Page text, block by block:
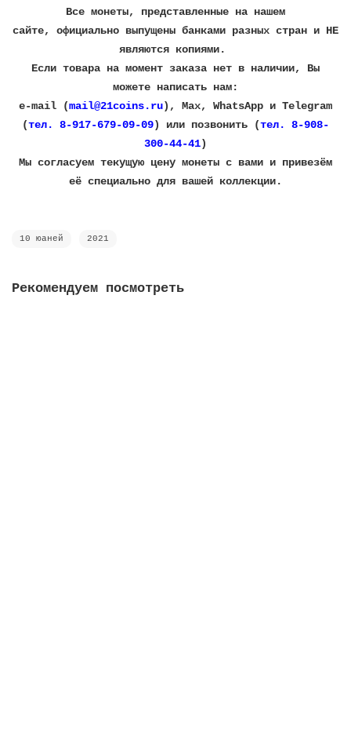
Все монеты, представленные на нашем
сайте, официально выпущены банками разных стран и НЕ
являются копиями.
Если товара на момент заказа нет в наличии, Вы
можете написать нам:
e-mail (mail@21coins.ru), Max, WhatsApp и Telegram
(тел. 8-917-679-09-09) или позвонить (тел. 8-908-
300-44-41)
​Мы согласуем текущую цену монеты с вами и привезём
её специально для вашей коллекции.
10 юаней 2021
Рекомендуем посмотреть